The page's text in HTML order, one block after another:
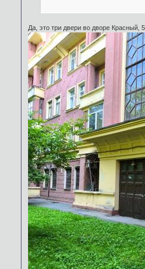
Да, это три двери во дворе Красный,